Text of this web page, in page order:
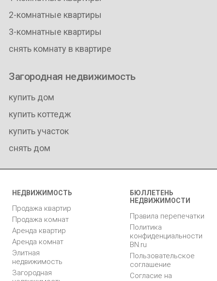
2-комнатные квартиры
3-комнатные квартиры
снять комнату в квартире
Загородная недвижимость
купить дом
купить коттедж
купить участок
снять дом
НЕДВИЖИМОСТЬ
Продажа квартир
Продажа комнат
Аренда квартир
Аренда комнат
Элитная
недвижимость
Загородная
БЮЛЛЕТЕНЬ
НЕДВИЖИМОСТИ
Правила перепечатки
Политика
конфиденциальности
BN.ru
Пользовательское
соглашение
Согласие на